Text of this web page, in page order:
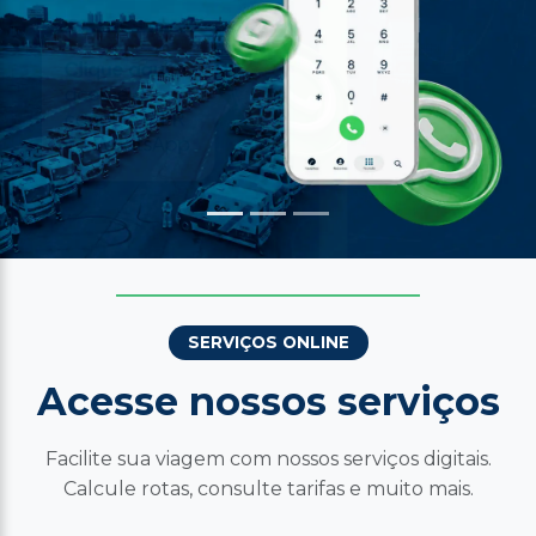
SERVIÇOS ONLINE
Acesse nossos serviços
Facilite sua viagem com nossos serviços digitais.
Calcule rotas, consulte tarifas e muito mais.